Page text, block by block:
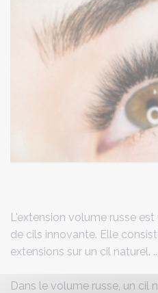
L'extension volume russe
de cils innovante. Elle
extensions sur un cil naturel. ...
Dans le volume russe, un cil